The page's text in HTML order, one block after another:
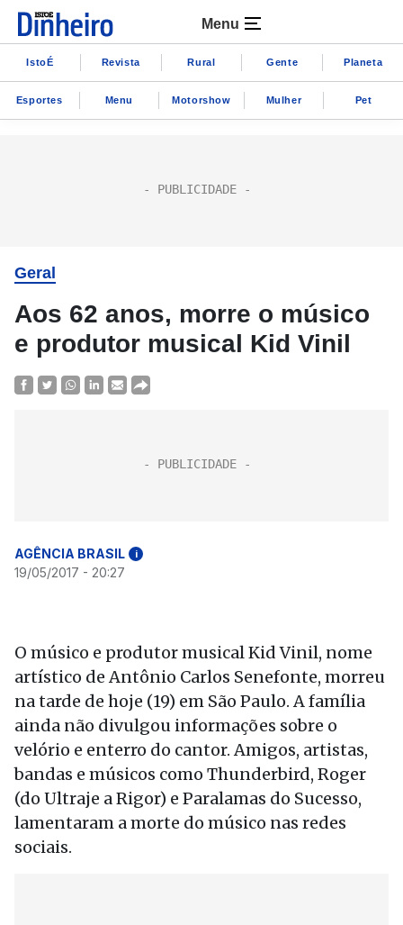
Menu
IstoÉ Revista Rural Gente Planeta
Esportes Menu Motorshow Mulher Pet
Geral
Aos 62 anos, morre o músico
e produtor musical Kid Vinil
AGÊNCIA BRASIL i
19/05/2017 - 20:27
O músico e produtor musical Kid Vinil, nome
artístico de Antônio Carlos Senefonte, morreu
na tarde de hoje (19) em São Paulo. A família
ainda não divulgou informações sobre o
velório e enterro do cantor. Amigos, artistas,
bandas e músicos como Thunderbird, Roger
(do Ultraje a Rigor) e Paralamas do Sucesso,
lamentaram a morte do músico nas redes
sociais.